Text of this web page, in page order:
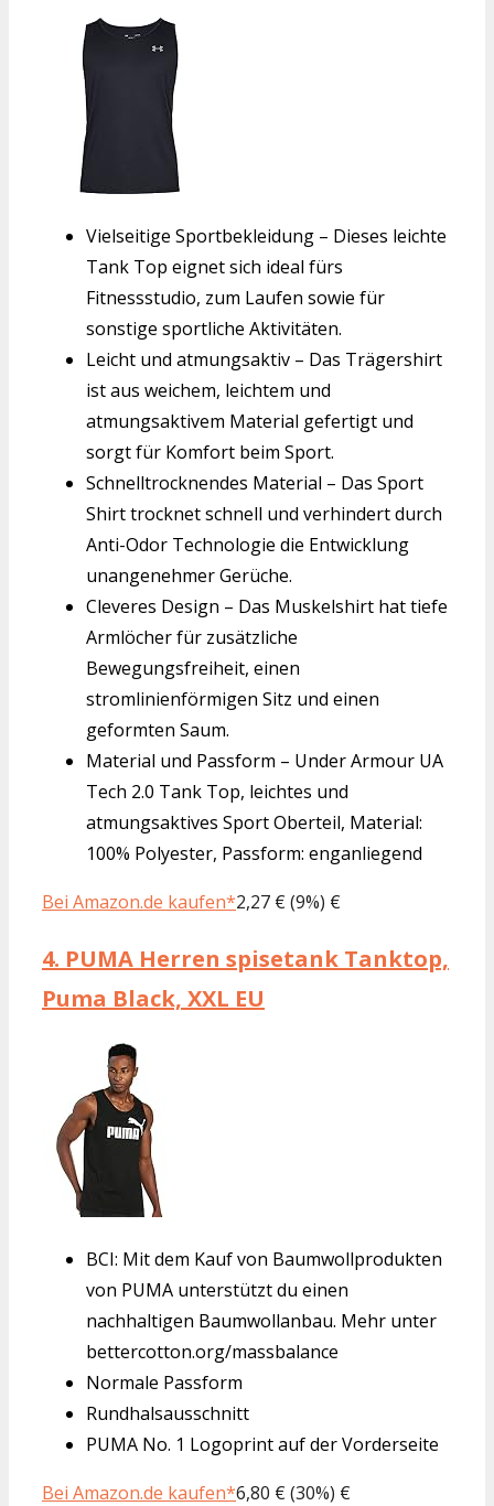
Vielseitige Sportbekleidung – Dieses leichte
Tank Top eignet sich ideal fürs
Fitnessstudio, zum Laufen sowie für
sonstige sportliche Aktivitäten.
Leicht und atmungsaktiv – Das Trägershirt
ist aus weichem, leichtem und
atmungsaktivem Material gefertigt und
sorgt für Komfort beim Sport.
Schnelltrocknendes Material – Das Sport
Shirt trocknet schnell und verhindert durch
Anti-Odor Technologie die Entwicklung
unangenehmer Gerüche.
Cleveres Design – Das Muskelshirt hat tiefe
Armlöcher für zusätzliche
Bewegungsfreiheit, einen
stromlinienförmigen Sitz und einen
geformten Saum.
Material und Passform – Under Armour UA
Tech 2.0 Tank Top, leichtes und
atmungsaktives Sport Oberteil, Material:
100% Polyester, Passform: enganliegend
Bei Amazon.de kaufen*2,27 € (9%) €
4. PUMA Herren spisetank Tanktop,
Puma Black, XXL EU
BCI: Mit dem Kauf von Baumwollprodukten
von PUMA unterstützt du einen
nachhaltigen Baumwollanbau. Mehr unter
bettercotton.org/massbalance
Normale Passform
Rundhalsausschnitt
PUMA No. 1 Logoprint auf der Vorderseite
Bei Amazon.de kaufen*6,80 € (30%) €